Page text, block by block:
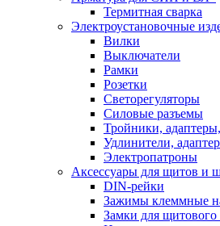
Термитная сварка
Электроустановочные
Вилки
Выключатели
Рамки
Розетки
Светорегуляторы
Силовые разъемы
Тройники,
Удлинители,
Электропатроны
Аксессуары для щитов и
DIN-рейки
Зажимы клеммные
Замки для щитового